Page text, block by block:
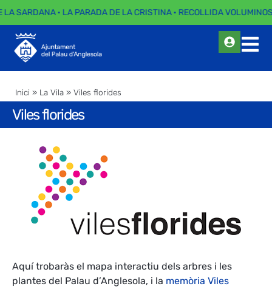
SARDANA · LA PARADA DE LA CRISTINA · RECOLLIDA
Inici » La Vila » Viles florides
Viles florides
Aquí trobaràs el mapa interactiu dels arbres i les
plantes del Palau d’Anglesola, i la memòria Viles